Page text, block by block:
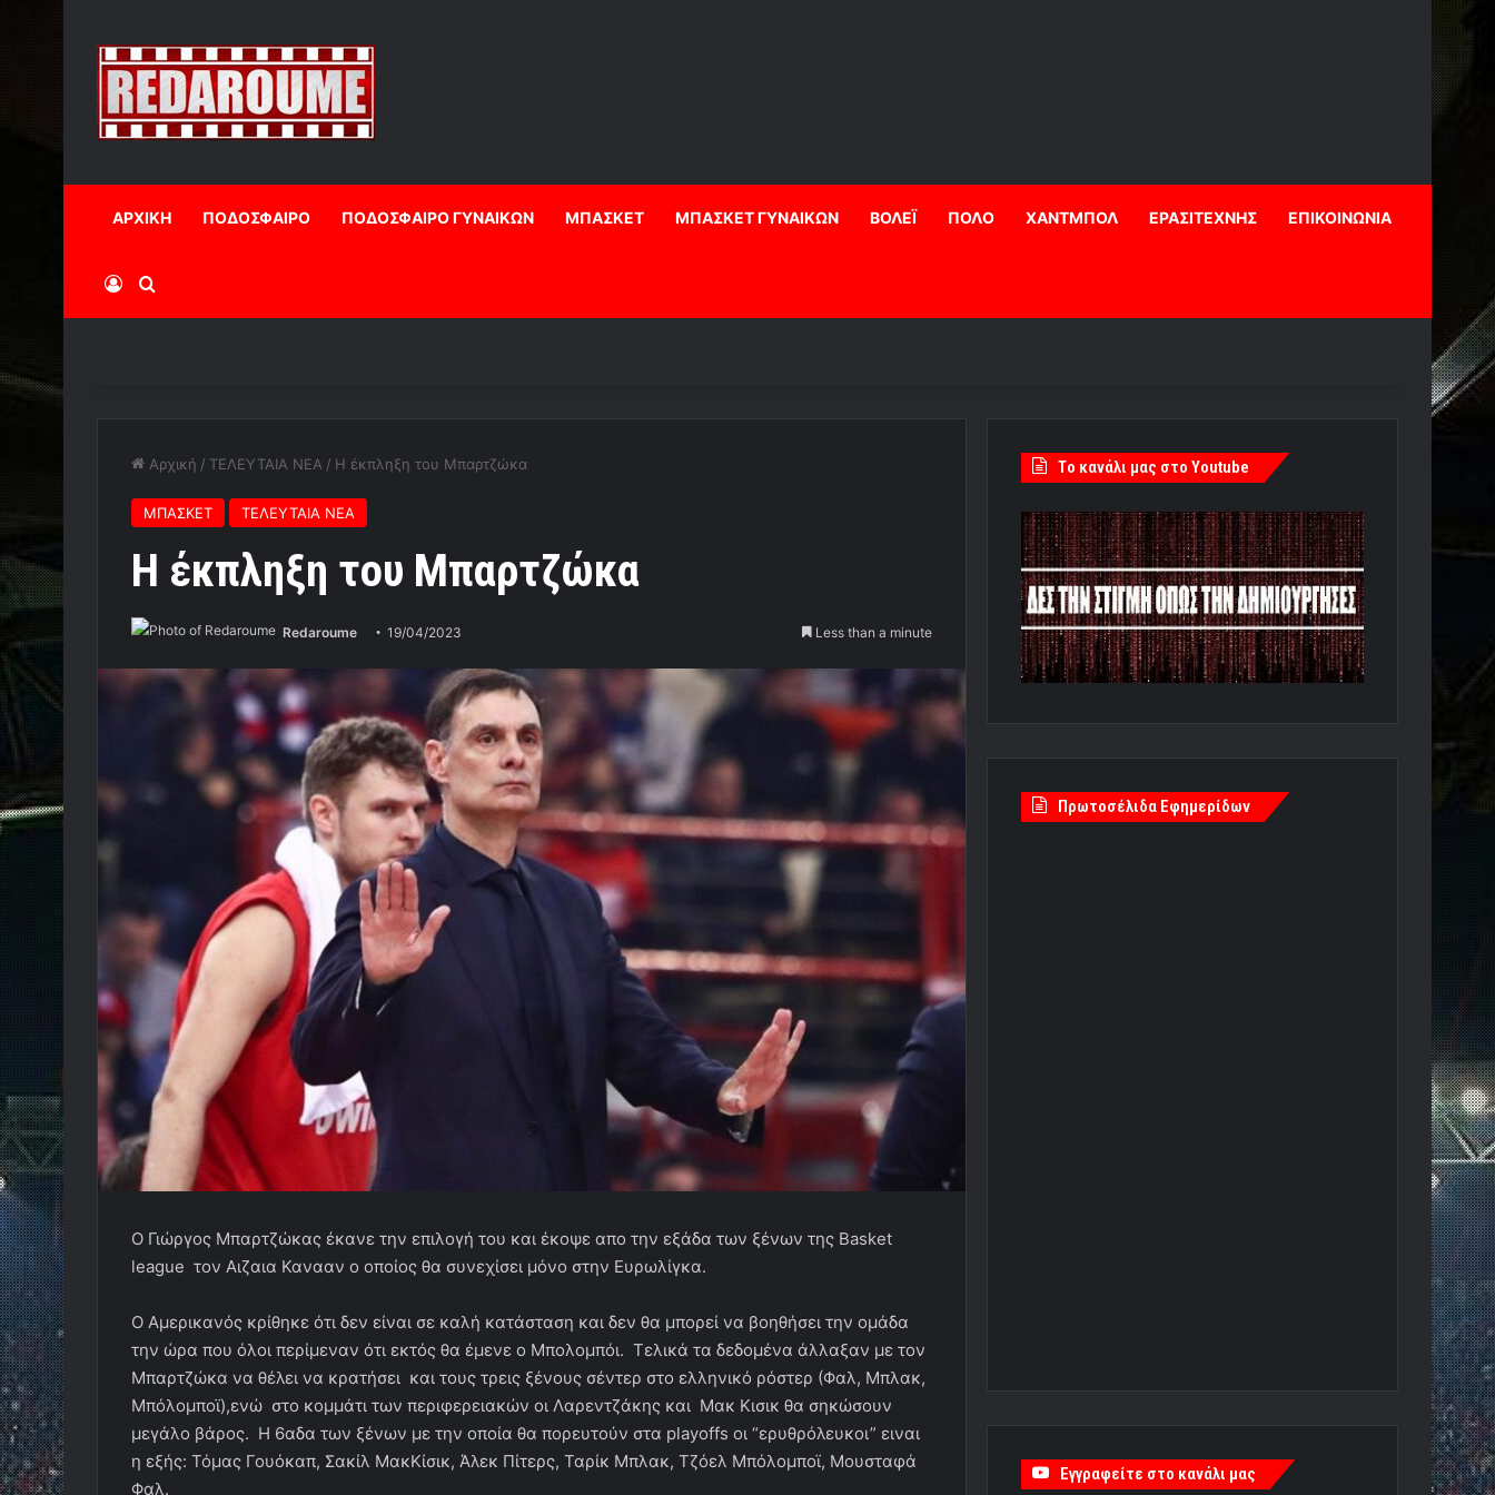
ΑΡΧΙΚΗ ΠΟΔΟΣΦΑΙΡΟ ΠΟΔΟΣΦΑΙΡΟ ΓΥΝΑΙΚΩΝ ΜΠΑΣΚΕΤ ΜΠΑΣΚΕΤ ΓΥΝΑΙΚΩΝ ΒΟΛΕΪ ΠΟΛΟ ΧΑΝΤΜΠΟΛ ΕΡΑΣΙΤΕΧΝΗΣ ΕΠΙΚΟΙΝΩΝΙΑ
Log InΑναζήτηση
Αρχική / ΤΕΛΕΥΤΑΙΑ ΝΕΑ / Η έκπληξη του Μπαρτζώκα
ΜΠΑΣΚΕΤ ΤΕΛΕΥΤΑΙΑ ΝΕΑ
Η έκπληξη του Μπαρτζώκα
Redaroume 19/04/2023 Less than a minute
Ο Γιώργος Μπαρτζώκας έκανε την επιλογή του και έκοψε απο την εξάδα των ξένων της Basket
league τον Αιζαια Κανααν ο οποίος θα συνεχίσει μόνο στην Ευρωλίγκα.
Ο Αμερικανός κρίθηκε ότι δεν είναι σε καλή κατάσταση και δεν θα μπορεί να βοηθήσει την ομάδα
την ώρα που όλοι περίμεναν ότι εκτός θα έμενε ο Μπολομπόι. Τελικά τα δεδομένα άλλαξαν με τον
Μπαρτζώκα να θέλει να κρατήσει και τους τρεις ξένους σέντερ στο ελληνικό ρόστερ (Φαλ, Μπλακ,
Μπόλομποϊ),ενώ στο κομμάτι των περιφερειακών οι Λαρεντζάκης και Μακ Κισικ θα σηκώσουν
μεγάλο βάρος. Η 6αδα των ξένων με την οποία θα πορευτούν στα playoffs οι “ερυθρόλευκοι” ειναι
η εξής: Τόμας Γουόκαπ, Σακίλ ΜακΚίσικ, Άλεκ Πίτερς, Ταρίκ Μπλακ, Τζόελ Μπόλομποϊ, Μουσταφά
Φαλ.
Tο κανάλι μας στο Youtube
Πρωτοσέλιδα Εφημερίδων
Εγγραφείτε στο κανάλι μας